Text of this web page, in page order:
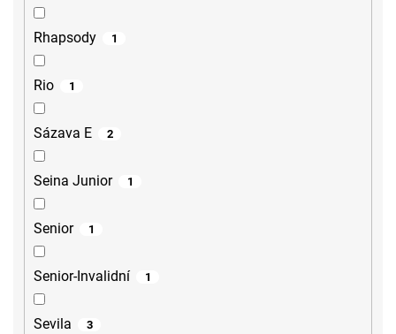
Rhapsody 1
Rio 1
Sázava E 2
Seina Junior 1
Senior 1
Senior-Invalidní 1
Sevila 3